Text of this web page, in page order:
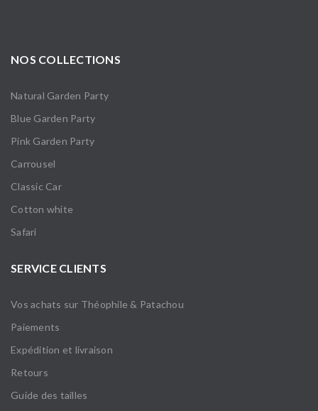
NOS COLLECTIONS
Natural Garden Party
Blue Garden Party
Pink Garden Party
Carrousel
Classic Car
Cotton white
Safari
SERVICE CLIENTS
Vos achats sur Théophile & Patachou
Paiements
Expédition et livraison
Retours
Guide des tailles